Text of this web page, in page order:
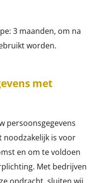
3 maanden, om na
worden.
met
persoonsgegevens
noodzakelijk is voor
en om te voldoen
Met bedrijven